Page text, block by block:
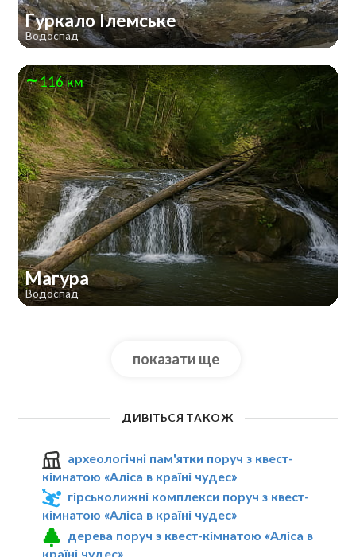
Гуркало Ілемське
Водоспад
116 км
Магура
Водоспад
показати ще
ДИВІТЬСЯ ТАКОЖ
археологічні пам'ятки поруч з квест-
кімнатою «Аліса в країні чудес»
гірськолижні комплекси поруч з квест-
кімнатою «Аліса в країні чудес»
дерева поруч з квест-кімнатою «Аліса в
країні чудес»